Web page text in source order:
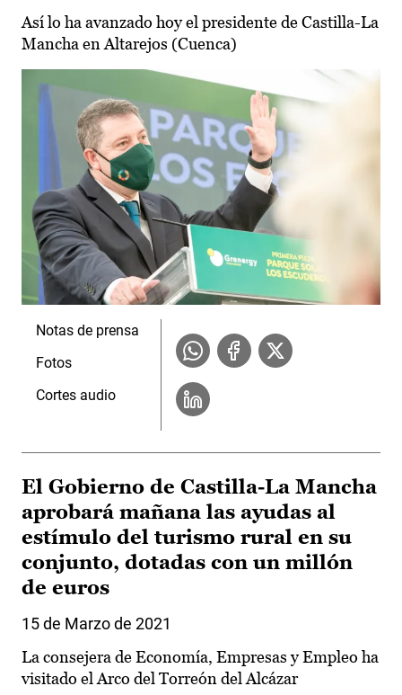
Así lo ha avanzado hoy el presidente de Castilla-La
Mancha en Altarejos (Cuenca)
Notas de prensa
Fotos
Cortes audio
El Gobierno de Castilla-La Mancha
aprobará mañana las ayudas al
estímulo del turismo rural en su
conjunto, dotadas con un millón
de euros
15 de Marzo de 2021
La consejera de Economía, Empresas y Empleo ha
visitado el Arco del Torreón del Alcázar